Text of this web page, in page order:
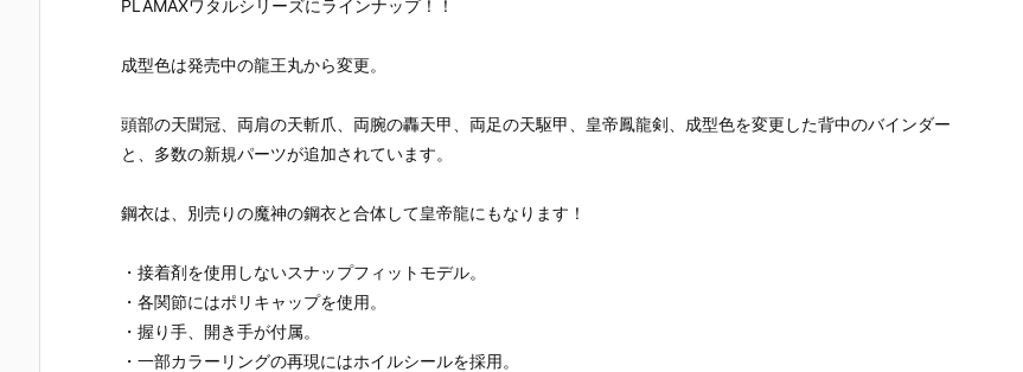
PLAMAXワタルシリーズにラインナップ！！
成型色は発売中の龍王丸から変更。
頭部の天聞冠、両肩の天斬爪、両腕の轟天甲、両足の天駆甲、皇帝鳳龍剣、成型色を変更した背中のバインダー
と、多数の新規パーツが追加されています。
鋼衣は、別売りの魔神の鋼衣と合体して皇帝龍にもなります！
・接着剤を使用しないスナップフィットモデル。
・各関節にはポリキャップを使用。
・握り手、開き手が付属。
・一部カラーリングの再現にはホイルシールを採用。
7年4月発売予
月発売予定♪